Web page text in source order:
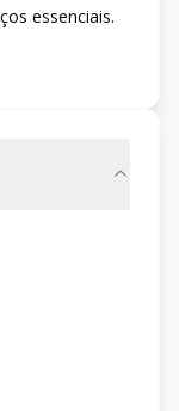
essenciais.